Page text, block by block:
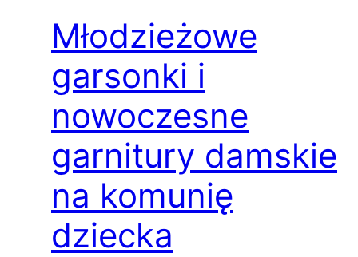
Młodzieżowe
garsonki i
nowoczesne
garnitury damskie
na komunię
dziecka